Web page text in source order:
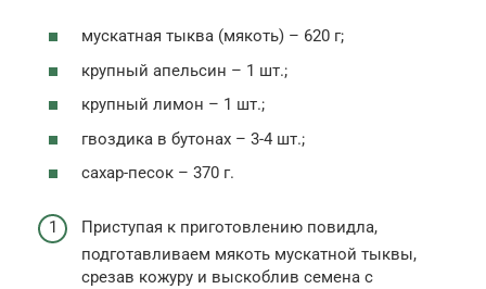
мускатная тыква (мякоть) – 620 г;
крупный апельсин – 1 шт.;
крупный лимон – 1 шт.;
гвоздика в бутонах – 3-4 шт.;
сахар-песок – 370 г.
Приступая к приготовлению повидла,
подготавливаем мякоть мускатной тыквы,
срезав кожуру и выскоблив семена с